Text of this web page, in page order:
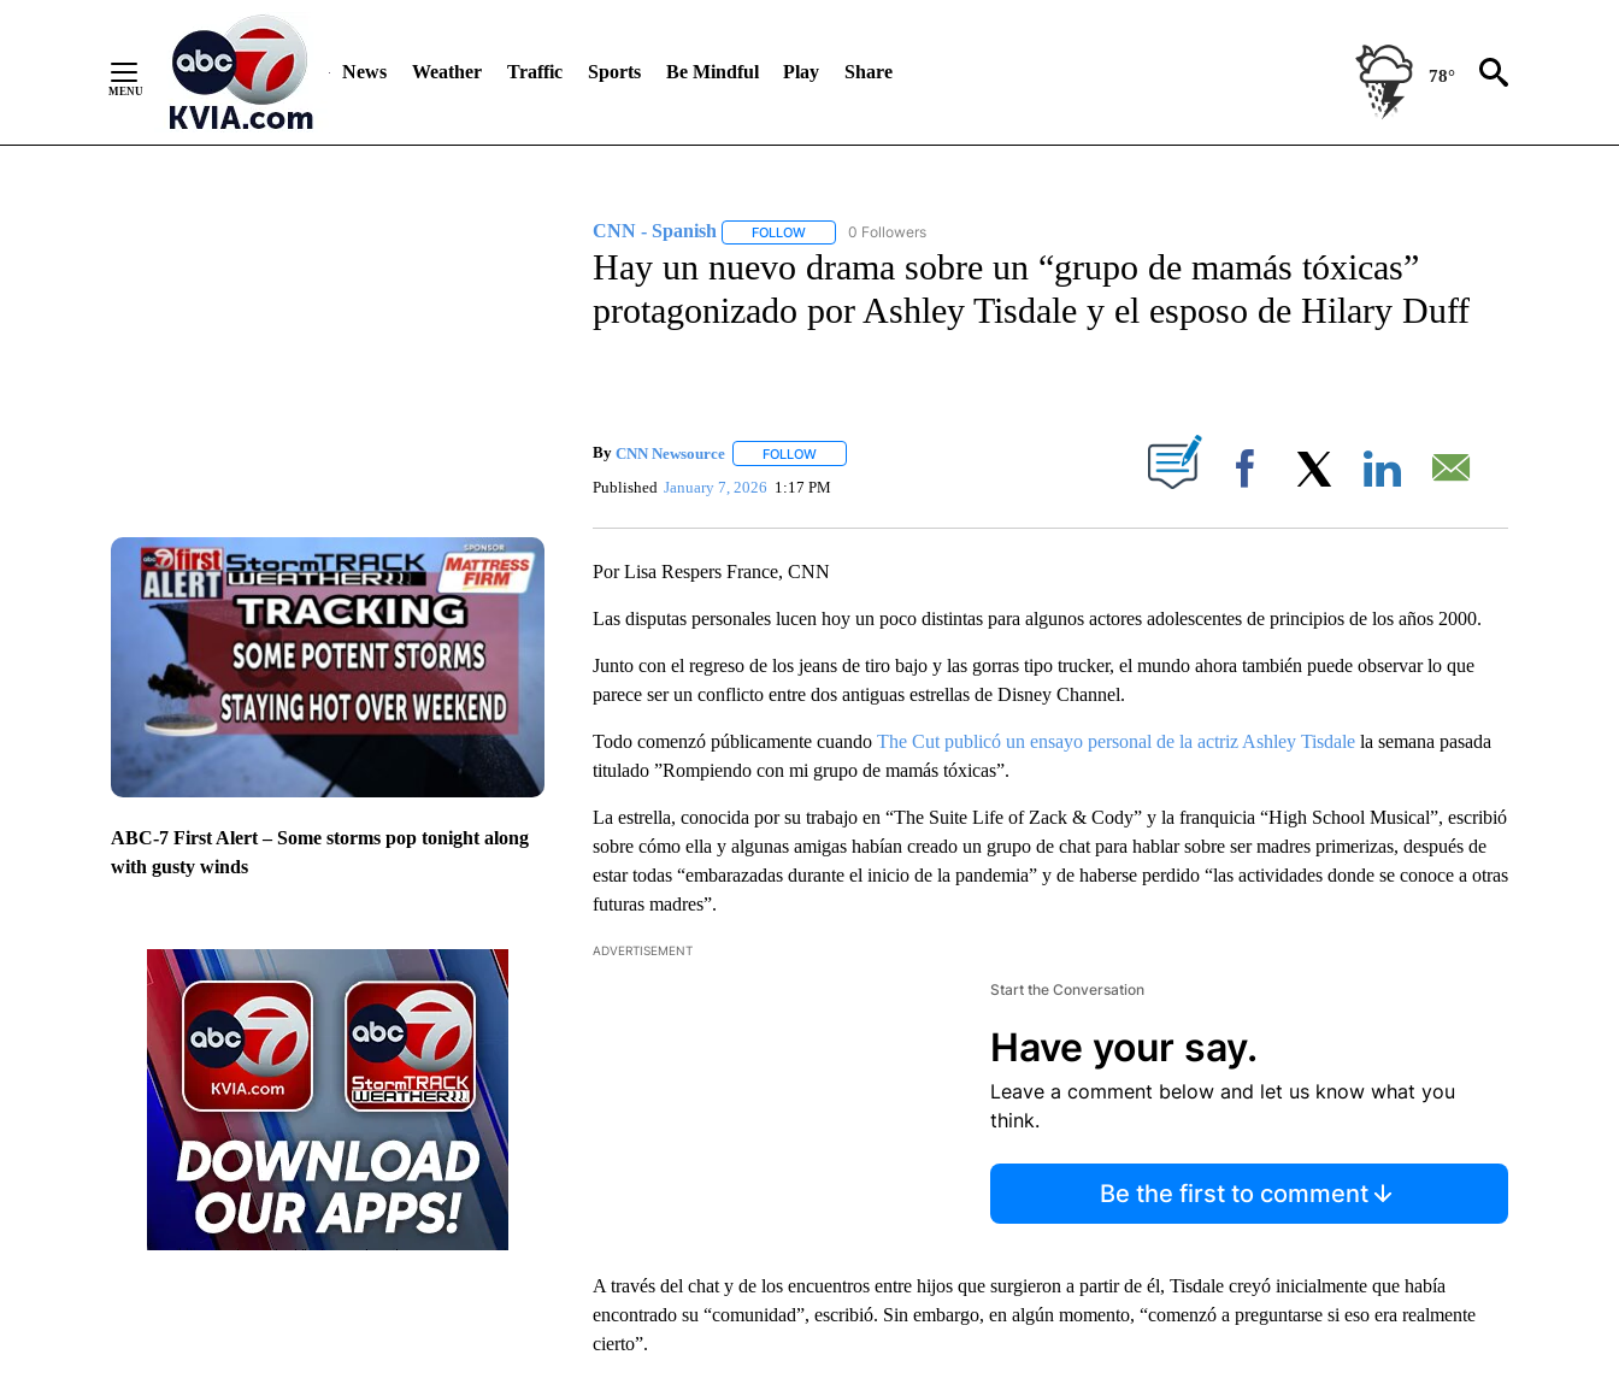
News Weather Traffic Sports Be Mindful Play Share 78°
ABC-7 First Alert – Some storms pop tonight along
with gusty winds
CNN - Spanish FOLLOWFOLLOW "CNN - SPANISH" TO RECEIVE NOTIFICATIONS ABOUT NEW PAGES ON "CNN - SPANISH".
0 Followers
Hay un nuevo drama sobre un “grupo de mamás tóxicas”
protagonizado por Ashley Tisdale y el esposo de Hilary Duff
By CNN Newsource FOLLOWFOLLOW "" TO RECEIVE NOTIFICATIONS ABOUT NEW PAGES ON "".
Published January 7, 2026 1:17 PM Facebook
Por Lisa Respers France, CNN
Las disputas personales lucen hoy un poco distintas para algunos actores adolescentes de principios de los años 2000.
Junto con el regreso de los jeans de tiro bajo y las gorras tipo trucker, el mundo ahora también puede observar lo que
parece ser un conflicto entre dos antiguas estrellas de Disney Channel.
Todo comenzó públicamente cuandoThe Cut publicó un ensayo personal de la actriz Ashley Tisdalela semana pasada
titulado ”Rompiendo con mi grupo de mamás tóxicas”.
La estrella, conocida por su trabajo en “The Suite Life of Zack & Cody” y la franquicia “High School Musical”, escribió
sobre cómo ella y algunas amigas habían creado un grupo de chat para hablar sobre ser madres primerizas, después de
estar todas “embarazadas durante el inicio de la pandemia” y de haberse perdido “las actividades donde se conoce a otras
futuras madres”.
ADVERTISEMENT
Start the Conversation
Have your say.
Leave a comment below and let us know what you
think.
Be the first to comment
A través del chat y de los encuentros entre hijos que surgieron a partir de él, Tisdale creyó inicialmente que había
encontrado su “comunidad”, escribió. Sin embargo, en algún momento, “comenzó a preguntarse si eso era realmente
cierto”.